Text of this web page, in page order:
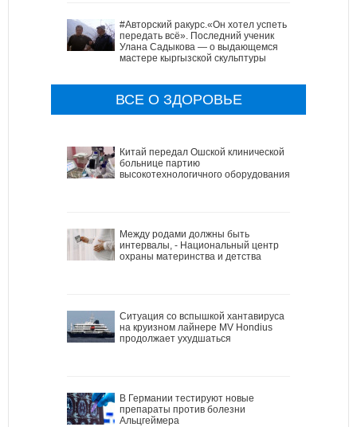
#Авторский ракурс.«Он хотел успеть
передать всё». Последний ученик
Улана Садыкова — о выдающемся
мастере кыргызской скульптуры
ВСЕ О ЗДОРОВЬЕ
Китай передал Ошской клинической
больнице партию
высокотехнологичного оборудования
Между родами должны быть
интервалы, - Национальный центр
охраны материнства и детства
Ситуация со вспышкой хантавируса
на круизном лайнере MV Hondius
продолжает ухудшаться
В Германии тестируют новые
препараты против болезни
Альцгеймера